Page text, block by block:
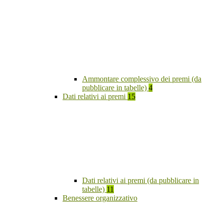
Ammontare complessivo dei premi (da
pubblicare in tabelle) 4
Dati relativi ai premi 15
Dati relativi ai premi (da pubblicare in
tabelle) 11
Benessere organizzativo